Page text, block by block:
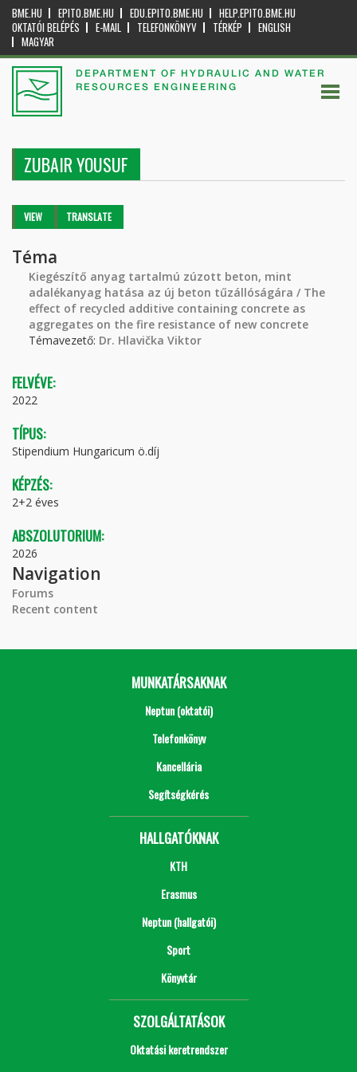
BME.HU EPITO.BME.HU EDU.EPITO.BME.HU
HELP.EPITO.BME.HU
OKTATÓI BELÉPÉS
E-MAIL TELEFONKÖNYV TÉRKÉP
ENGLISH
MAGYAR
DEPARTMENT OF HYDRAULIC AND WATER
RESOURCES ENGINEERING
ZUBAIR YOUSUF
Primary tabs
VIEW (ACTIVETRANSLATE
Téma
Kiegészítő anyag tartalmú zúzott beton, mint
adalékanyag hatása az új beton tűzállóságára / The
effect of recycled additive containing concrete as
aggregates on the fire resistance of new concrete
Témavezető: Dr. Hlavička Viktor
FELVÉVE:
2022
TÍPUS:
Stipendium Hungaricum ö.díj
KÉPZÉS:
2+2 éves
ABSZOLUTORIUM:
2026
Navigation
Forums
Recent content
MUNKATÁRSAKNAK
Neptun (oktatói)
Telefonkönyv
Kancellária
Segítségkérés
HALLGATÓKNAK
KTH
Erasmus
Neptun (hallgatói)
Sport
Könyvtár
SZOLGÁLTATÁSOK
Oktatási keretrendszer